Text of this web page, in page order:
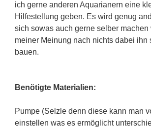
ich gerne anderen Aquarianern eine
Hilfestellung geben. Es wird genug
sich sowas auch gerne selber machen
meiner Meinung nach nichts dabei ihn
bauen.
Benötigte Materialien:
Pumpe (Selzle denn diese kann man
einstellen was es ermöglicht